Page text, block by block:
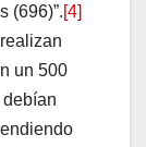
(696)”.[4]
un 500